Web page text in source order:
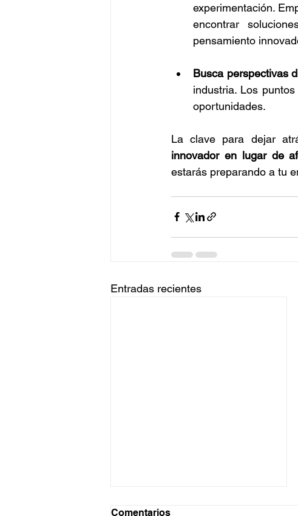
experimentación.
encontrar
pensamiento
Busca perspectivas
industria. Los
oportunidades.
La clave para dejar
innovador en lugar de
estarás preparando a tu
Entradas recientes
Comentarios